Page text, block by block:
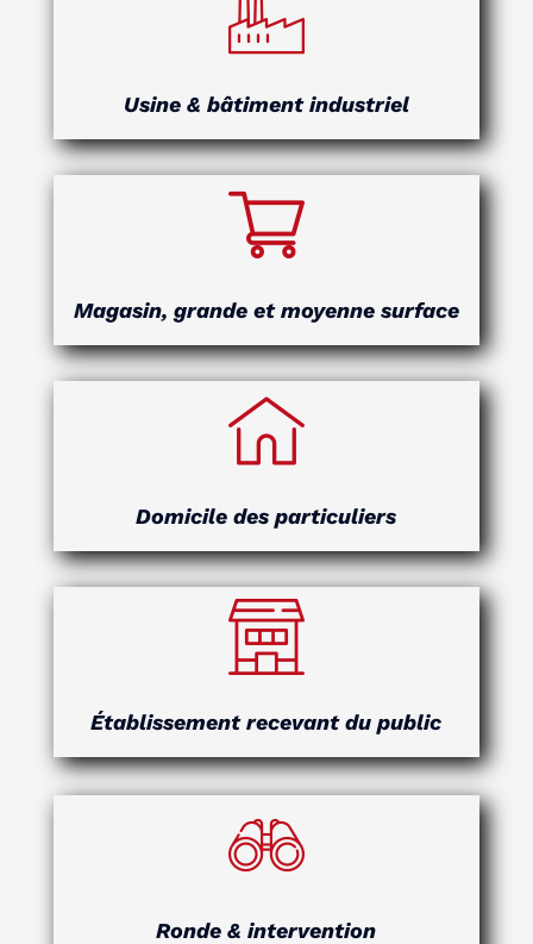
Usine & bâtiment industriel
Magasin, grande et moyenne surface
Domicile des particuliers
Établissement recevant du public
Ronde & intervention